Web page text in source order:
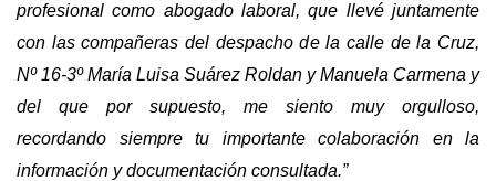
profesional como abogado laboral, que llevé juntamente
con las compañeras del despacho de la calle de la Cruz,
Nº 16-3º María Luisa Suárez Roldan y Manuela Carmena y
del que por supuesto, me siento muy orgulloso,
recordando siempre tu importante colaboración en la
información y documentación consultada.”